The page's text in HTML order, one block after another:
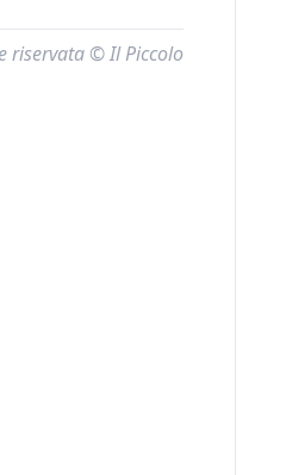
riservata © Il Piccolo